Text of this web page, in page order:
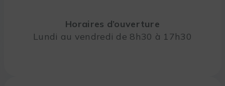
Horaires d’ouverture
Lundi au vendredi de 8h30 à 17h30